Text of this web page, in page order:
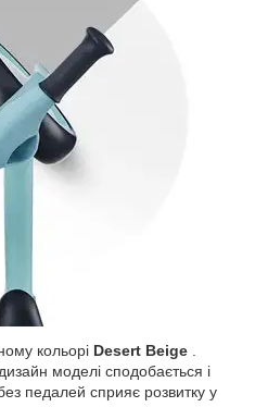
кольорі Desert Beige
моделі сподобається і
педалей сприяє розвитку у